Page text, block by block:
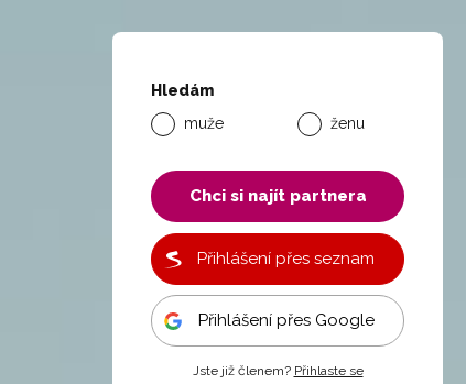
Hledám
muže
ženu
Chci si najít partnera
Přihlášení přes seznam
Přihlášení přes Google
Jste již členem? Přihlaste se